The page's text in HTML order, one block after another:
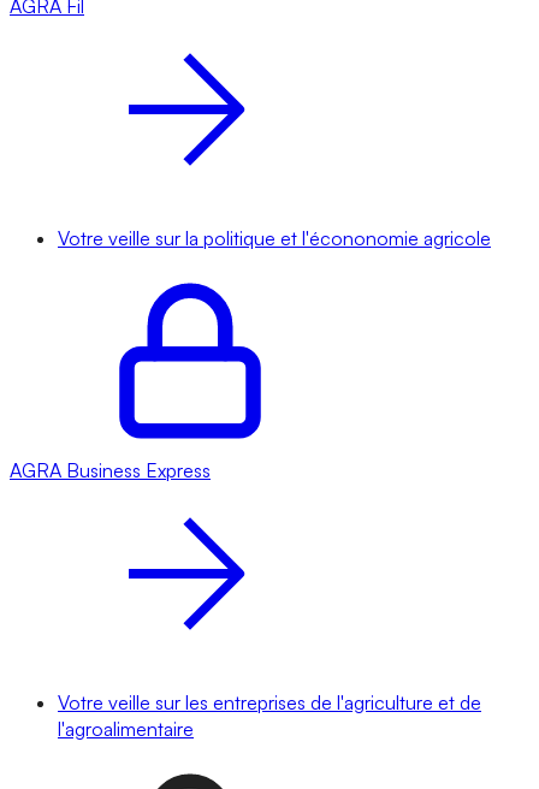
AGRA Fil
Votre veille sur la politique et l'écononomie agricole
AGRA Business Express
Votre veille sur les entreprises de l'agriculture et de
l'agroalimentaire